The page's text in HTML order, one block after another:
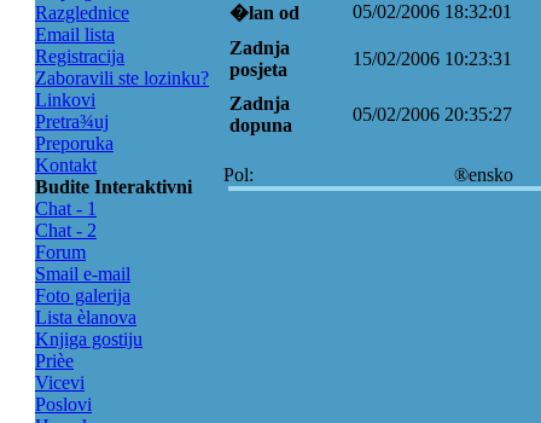
Razglednice
Email lista
Registracija
Zaboravili ste lozinku?
Linkovi
Pretra¾uj
Preporuka
Kontakt
Budite Interaktivni
Chat - 1
Chat - 2
Forum
Smail e-mail
Foto galerija
Lista èlanova
Knjiga gostiju
Prièe
Vicevi
Poslovi
�lan od
05/02/2006 18:32:01
Zadnja
posjeta
15/02/2006 10:23:31
Zadnja
dopuna
05/02/2006 20:35:27
Pol: ®ensko